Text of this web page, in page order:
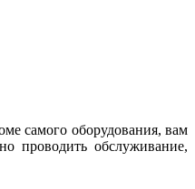
самого оборудования, вам
проводить обслуживание,